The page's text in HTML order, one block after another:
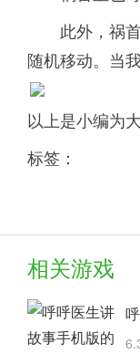
此外，祸
随机移动。当
以上是小编为
标签：
相关游戏